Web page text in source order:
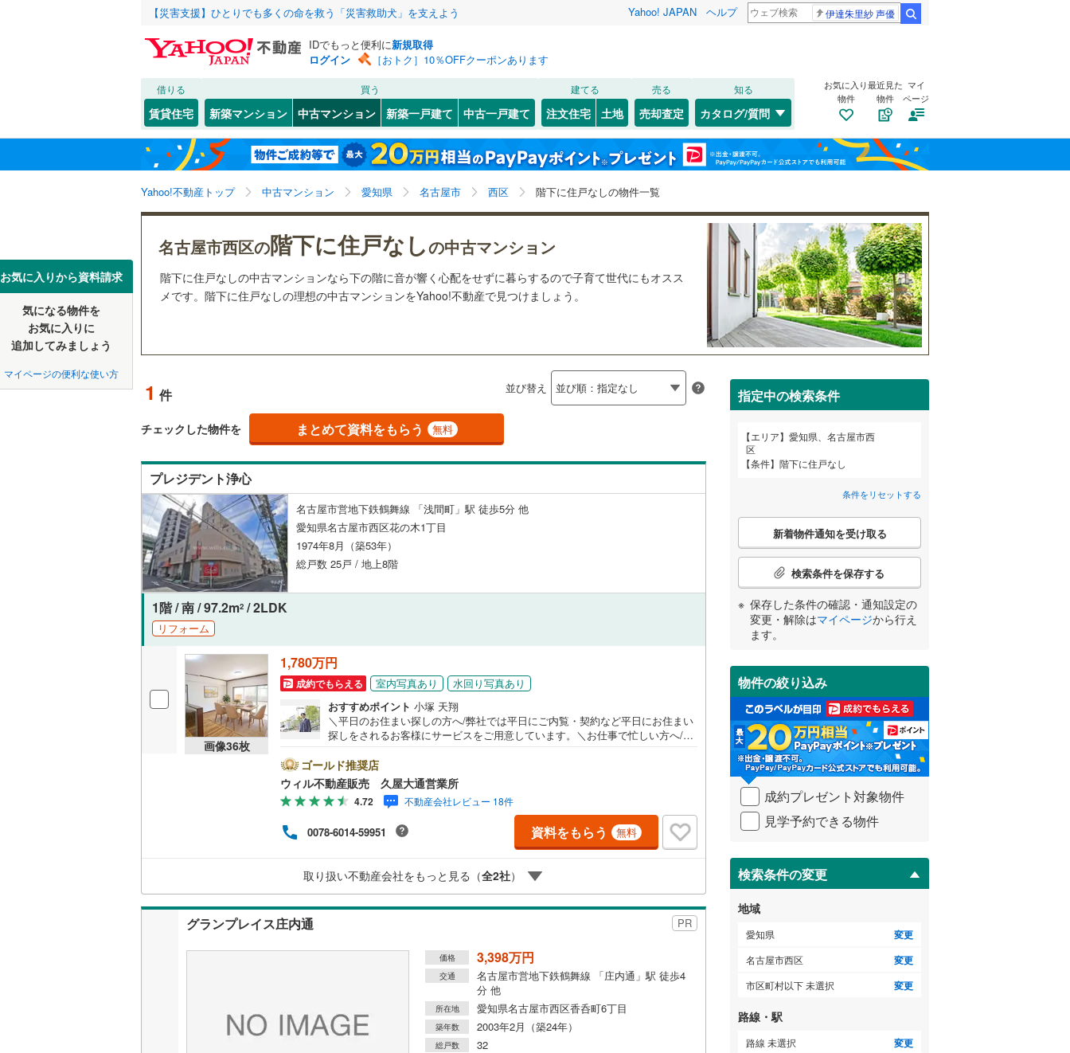
【災害支援】ひとりでも多くの命を救う「災害救助犬」を支えよう Yahoo! JAPAN ヘルプ 伊達朱里紗 声優
IDでもっと便利に新規取得
ログイン
［おトク］10％OFFクーポンあります
借りる
賃貸住宅
買う
新築マンション 中古マンション 新築一戸建て 中古一戸建て
建てる
注文住宅 土地
売る
売却査定
知る
カタログ/質問
お気に入り
物件
最近見た
物件
マイ
ページ
Yahoo!不動産トップ 中古マンション 愛知県 名古屋市 西区 階下に住戸なしの物件一覧
お気に入りから資料請求
気になる物件を
お気に入りに
追加してみましょう
マイページの便利な使い方
名古屋市西区の階下に住戸なしの中古マンション
階下に住戸なしの中古マンションなら下の階に音が響く心配をせずに暮らするので子育て世代にもオスス
メです。階下に住戸なしの理想の中古マンションをYahoo!不動産で見つけましょう。
1 件 並び替え
チェックした物件を まとめて資料をもらう 無料
プレジデント浄心
名古屋市営地下鉄鶴舞線 「浅間町」駅 徒歩5分 他
愛知県名古屋市西区花の木1丁目
1974年8月（築53年）
総戸数 25戸 / 地上8階
1階 / 南 / 97.2m2 / 2LDK
リフォーム
画像36枚
1,780万円
成約でもらえる 室内写真あり
水回り写真あり
おすすめポイント 小塚 天翔
＼平日のお住まい探しの方へ/弊社では平日にご内覧・契約など平日にお住まい
探しをされるお客様にサービスをご用意しています。＼お仕事で忙しい方へ/午
時間外でのご内覧もご対応いたします。＼本物件の他にも気になる物件がある
方へ/不動産業者間で不動産情報が共有されているので、名古屋市全域や、その
他隣接エリアでもご内覧が可能です！ 【ウィル不動産販売 久屋大通営業所】
◎地下鉄東山線「栄」駅7A出口から徒歩1分、名城線「久屋大通」駅7A出口か
ら徒歩1分◎お子様が遊べるキッズスペースあり◎営業時間 10:00～19:00（定
休日無し） 上記時間はお電話が繋がりやすくなっております。ぜひお気軽にご
連絡下さい！現地を見学される場合は「室内・現地を見学する（無料）」ボタ
ゴールド推奨店
ウィル不動産販売 久屋大通営業所
4.72 不動産会社レビュー 18件
0078-6014-59951 資料をもらう 無料
取り扱い不動産会社をもっと見る（全2社）
グランプレイス庄内通 PR
価格 3,398万円
交通
名古屋市営地下鉄鶴舞線 「庄内通」駅 徒歩4
分 他
所在地 愛知県名古屋市西区香呑町6丁目
築年数 2003年2月（築24年）
総戸数 32
指定中の検索条件
エリア
愛知県、名古屋市西
区
条件
階下に住戸なし
条件をリセットする
こ
検
条
件
受
け
取
る
・
条
件
を
イ
ペ
ジ
に
保
存
す
る
新着物件通知を受け取る
検索条件を保存する
保存した条件の確認・通知設定の
変更・解除はマイページから行え
ます。
物件の絞り込み
成約プレゼント対象物件
見学予約できる物件
検索条件の変更
地域
愛知県 変更
名古屋市西区 変更
市区町村以下 未選択 変更
路線・駅
路線 未選択 変更
北海道 北海道
東北 青森 岩手 宮城 秋田 山形 福島
関東 東京 神奈川 埼玉 千葉 茨城
新潟 長野
東海 愛知 岐阜 静岡 三重
和歌山
中国 鳥取 島根 岡山 広島 山口
高知
福岡 佐賀 長崎 鹿児島 沖縄
該当物件0件 この条件で検索する 条件をリセットする
名古屋市 千種区(7) 東区(3) 北区(3)
西区(1) 中村区(0) 中区(1)
昭和区
(3 瑞穂区(2)
中川区
(3 南区(2)
守山区 (3) 緑区 名東区(6)
天白区(6)
かの地域
一宮市(0)
津島市(0) 碧南市(0)
刈谷市(0)
犬山市( 0
稲沢市(0) 新城市 東海市(1)
大府市( 0) 知立市(0)
(0
田原市(0)
北名古屋市
弥富市
あま市(0)
長久手市(1 愛知郡東郷町 西春日井郡豊山町(0)
丹羽郡大口町(0) 丹羽郡扶桑町(0) 海部郡大治町(0)
海部郡蟹江町( 知多郡阿久比町 (0
知多郡東浦町
(0) 知多郡美浜町 0 )
額田郡幸田町(0) 北設楽郡設楽町(0)
北設楽郡豊根村(0)
該当物件0件 この条件で検索する 条件をリセットする
花の木(1)
該当物件0件 条件をリセットする
JR 東海道本線(0) 飯田線(0) 中央本線（JR東海）(0)
武豊線(0) 関西本線（JR東海）(0) 東海道新幹線
地下鉄 名古屋市営地下鉄東山線(0) 名古屋市営地下鉄名城線(1) 名古屋市営地下鉄鶴舞線(1)
私鉄・その他 愛知環状鉄道(0) 東海交通事業城北線 名古屋臨海高速鉄道あおなみ線(0)
豊橋鉄道東田本線(0) 豊橋鉄道渥美線(0) 愛知高速交通リニモ(0)
名鉄名古屋本線 (0 ) 名鉄豊川線( 名鉄西尾線(0)
名鉄豊田線(0)
名鉄津島線(0 ) 名鉄尾西線(0)
名鉄犬山線(0 )
近鉄名古屋線
該当物件0件 この条件で検索する 条件をリセットする
該当物件0件 条件をリセットする
こだわり条件 リフォーム、リノベーション
リノベーション・リフォーム
（1）
築古・築30年以上（1）
共用設備
宅配ボックスあり 自転車置き場（1）
トランクルーム（ ） エレベーター バイク置き場（1）
駐車場空きあり（近隣を含む）
オートロック 防犯カメラ（0）
管理・管理規約
24時間有人管理（0）
配置、向き、建ち方、日当たり
2階以上
階下に住戸なし（1 ） メゾネット
構造・規模・施工・品質・工法関連
制震構造 （0）
低層マンション（4階建て以
下）（ 0 ）
立地
最寄りの駅が始発駅 （0 ） 小学校まで1km以内（1）
共用施設
コンシェルジュサービス ゲストルーム（0）
設備
床暖房（ 0） オール電化（ 0）
（1）
バリアフリー住宅
リビングダイニング15畳以上
（1）
該当物件0件 条件をリセットする
検索条件を保存しました
この検索条件の新着物件通知は、 マイページから設定できます。
保存した条件を見る
愛知県、名古屋市西区、階下に住戸なし
検索条件を保存する
マイページ
閉じる お気に入りリストを見る
閉じる
閉じる お気に入りリストを見る
閉じる